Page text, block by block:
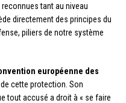
tant au niveau
directement des principes du
piliers de notre système
européenne des
cette protection. Son
tout accusé a droit à « se faire